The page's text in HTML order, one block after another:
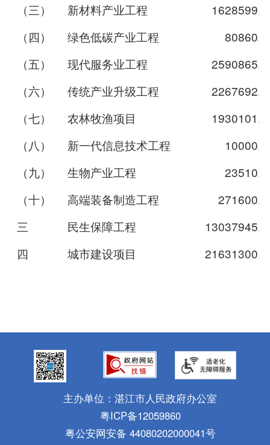
（三）
新材料产业工程
（四）
绿色低碳产业工程
（五）
现代服务业工程
（六）
传统产业升级工程
（七）
农林牧渔项目
（八）
新一代信息技术工程
（九）
生物产业工程
（十）
高端装备制造工程
三
民生保障工程
四
城市建设项目
主办单位：湛江市人民政府办公室
粤ICP备12059860
粤公安网安备 44080202000041号